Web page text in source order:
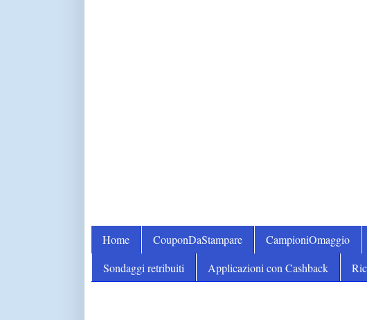
Home CouponDaStampare CampioniOmaggio
Sondaggi retribuiti
Applicazioni con Cashback